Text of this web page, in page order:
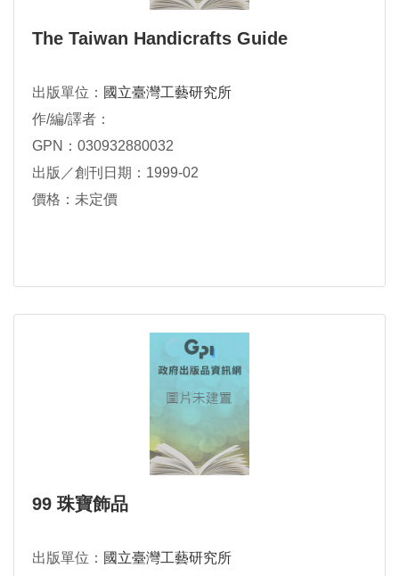
The Taiwan Handicrafts Guide
出版單位： 國立臺灣工藝研究所
作/編/譯者：
GPN：030932880032
出版／創刊日期：1999-02
價格：未定價
99 珠寶飾品
出版單位： 國立臺灣工藝研究所